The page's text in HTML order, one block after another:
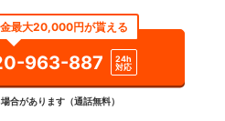
検索する
で絞り込む
最大20,000円が貰える
963-887
24h
対応
合があります（通話無料）